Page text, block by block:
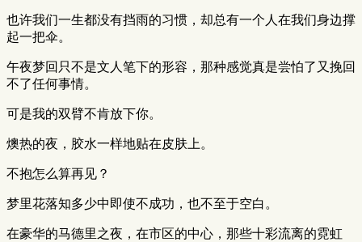
也许我们一生都没有挡雨的习惯，却总有一个人在我们身边撑
起一把伞。
午夜梦回只不是文人笔下的形容，那种感觉真是尝怕了又挽回
不了任何事情。
可是我的双臂不肯放下你。
燠热的夜，胶水一样地贴在皮肤上。
不抱怎么算再见？
梦里花落知多少中即使不成功，也不至于空白。
在豪华的马德里之夜，在市区的中心，那些十彩流离的霓虹